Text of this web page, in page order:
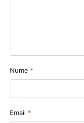
Nume *
Email *